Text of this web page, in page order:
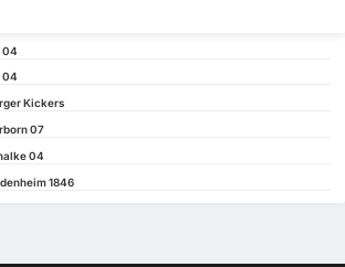
04
04
Kickers
07
04
1846